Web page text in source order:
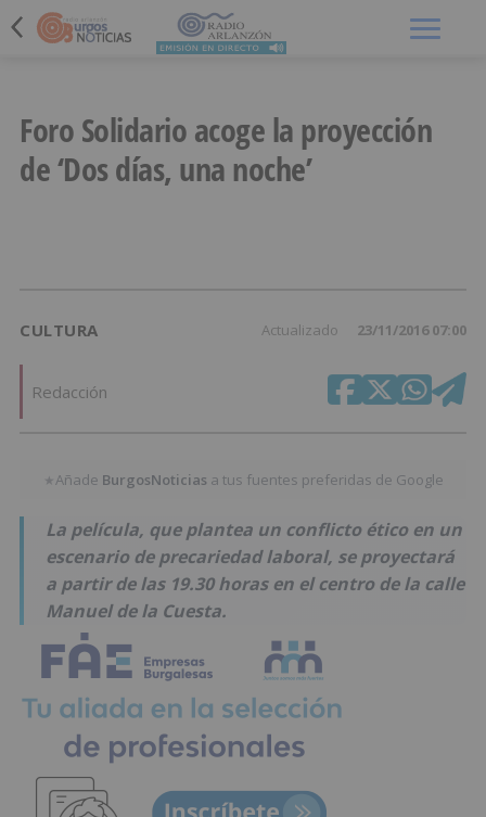
Foro Solidario acoge la proyección
de ‘Dos días, una noche’
CULTURA Actualizado 23/11/2016 07:00
Redacción
★Añade BurgosNoticias a tus fuentes preferidas de Google
La película, que plantea un conflicto ético en un
escenario de precariedad laboral, se proyectará
a partir de las 19.30 horas en el centro de la calle
Manuel de la Cuesta.